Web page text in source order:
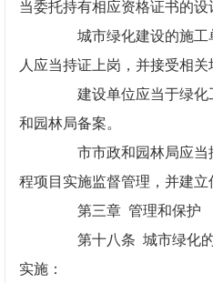
当委托持有相应资格证书的设
城市绿化建设的施工
人应当持证上岗，并接受相关
建设单位应当于绿化
和园林局备案。
市市政和园林局应当
程项目实施监督管理，并建立
第三章 管理和保护
第十八条 城市绿化的
实施：